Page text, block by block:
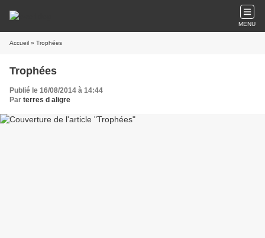
MENU
Accueil » Trophées
Trophées
Publié le 16/08/2014 à 14:44
Par terres d aligre